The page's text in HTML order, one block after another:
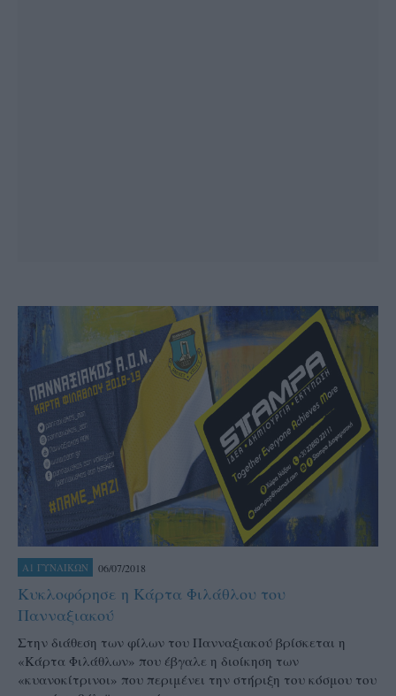
Α1 ΓΥΝΑΙΚΩΝ 06/07/2018
Κυκλοφόρησε η Κάρτα Φιλάθλου του
Πανναξιακού
Στην διάθεση των φίλων του Πανναξιακού βρίσκεται η
«Κάρτα Φιλάθλων» που έβγαλε η διοίκηση των
«κυανοκίτρινοι» που περιμένει την στήριξη του κόσμου του